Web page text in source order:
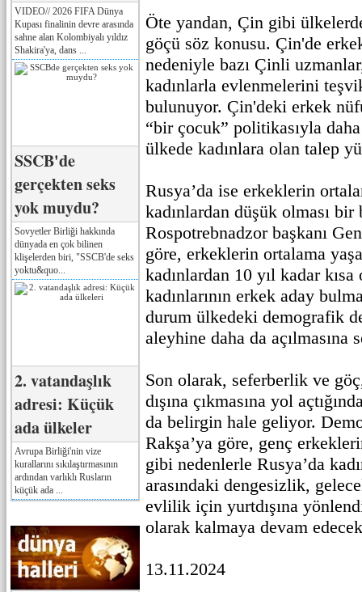
VIDEO// 2026 FIFA Dünya
Kupası finalinin devre arasında
sahne alan Kolombiyalı yıldız
Shakira'ya, dans ...
SSCB'de
gerçekten seks
yok muydu?
Sovyetler Birliği hakkında
dünyada en çok bilinen
klişelerden biri, "SSCB'de seks
yoktu&quo...
2. vatandaşlık
adresi: Küçük
ada ülkeler
Avrupa Birliği'nin vize
kurallarını sıkılaştırmasının
ardından varlıklı Rusların
küçük ada ...
Öte yandan, Çin gibi
göçü söz konusu. Çin'de
nedeniyle bazı Çinli
kadınlarla evlenmelerini
bulunuyor. Çin'deki erkek
“bir çocuk” politikasıyla
ülkede kadınlara olan talep
Rusya’da ise erkeklerin
kadınlardan düşük olması
Rospotrebnadzor başkanı
göre, erkeklerin ortalama
kadınlardan 10 yıl kadar kısa
kadınlarının erkek aday
durum ülkedeki demografik
aleyhine daha da açılmasına
Son olarak, seferberlik ve
dışına çıkmasına yol
da belirgin hale geliyor.
Rakşa’ya göre, genç
gibi nedenlerle Rusya’da
arasındaki dengesizlik,
evlilik için yurtdışına
olarak kalmaya devam
13.11.2024